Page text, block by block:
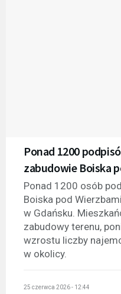
Ponad 1200
zabudowie Boiska
Ponad 1200 osób
Boiska pod
w Gdańsku.
zabudowy terenu,
wzrostu liczby
w okolicy.
25 czerwca 2026 - 12:44